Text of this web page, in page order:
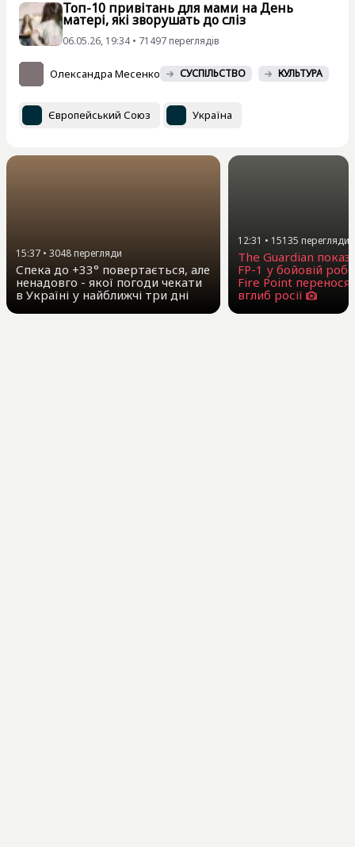
Топ-10 привітань для мами на День
матері, які зворушать до сліз
06.05.26, 19:34 • 71497 переглядiв
Олександра Месенко СУСПІЛЬСТВО КУЛЬТУРА
Європейський Союз Україна
15:37 • 3048перегляди
Спека до +33° повертається, але
ненадовго - якої погоди чекати
в Україні у найближчі три дні
12:31 • 15135 перегляди
The Guardian
FP-1 у бойовій
Fire Point
вглиб росії